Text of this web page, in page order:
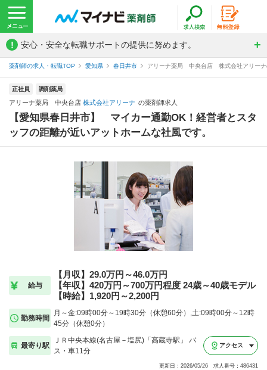
! 安心・安全な転職サポートの提供に努めます。
薬剤師の求人・転職TOP 愛知県 春日井市 アリーナ薬局 中央台店 株式会社アリーナ
正社員 調剤薬局
アリーナ薬局 中央台店 株式会社アリーナ の薬剤師求人
【愛知県春日井市】 マイカー通勤OK！経営者とスタ
ッフの距離が近いアットホームな社風です。
給与
【月収】29.0万円～46.0万円
【年収】420万円～700万円程度 24歳～40歳モデル
【時給】1,920円～2,200円
勤務時間
月～金:09時00分～19時30分（休憩60分）,土:09時00分～12時
45分（休憩0分）
最寄り駅
ＪＲ中央本線(名古屋－塩尻)「高蔵寺駅」 バ
ス・車11分
アクセス
更新日：2026/05/26 求人番号：486431